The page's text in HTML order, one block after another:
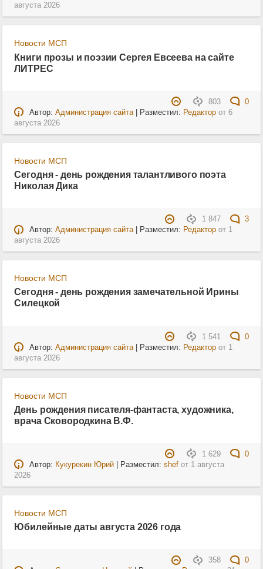
августа 2026
Новости МСП
Книги прозы и поэзии Сергея Евсеева на сайте
ЛИТРЕС
803
0
Автор: Администрация сайта| Разместил: Редакторот 6
августа 2026
Новости МСП
Сегодня - день рождения талантливого поэта
Николая Дика
1 847
3
Автор: Администрация сайта| Разместил: Редакторот 1
августа 2026
Новости МСП
Сегодня - день рождения замечательной Ирины
Силецкой
1 541
0
Автор: Администрация сайта| Разместил: Редакторот 1
августа 2026
Новости МСП
День рождения писателя-фантаста, художника,
врача Сковородкина В.Ф.
1 629
0
Автор: Кукурекин Юрий| Разместил: shefот 1 августа
2026
Новости МСП
Юбилейные даты августа 2026 года
358
0